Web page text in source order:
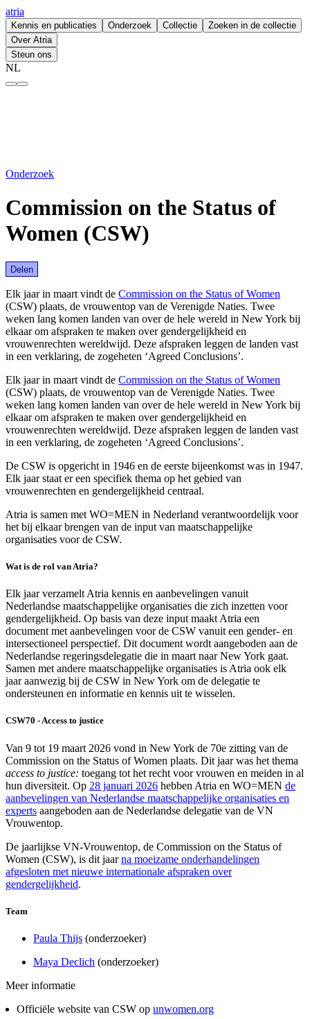
atria
Kennis en publicaties Onderzoek Collectie
Zoeken in de collectie
Over Atria
Steun ons
NL
Onderzoek
Commission on the Status of
Women (CSW)
Delen
Elk jaar in maart vindt de Commission on the Status of Women
(CSW) plaats, de vrouwentop van de Verenigde Naties. Twee
weken lang komen landen van over de hele wereld in New York bij
elkaar om afspraken te maken over gendergelijkheid en
vrouwenrechten wereldwijd. Deze afspraken leggen de landen vast
in een verklaring, de zogeheten ‘Agreed Conclusions’.
Elk jaar in maart vindt de Commission on the Status of Women
(CSW) plaats, de vrouwentop van de Verenigde Naties. Twee
weken lang komen landen van over de hele wereld in New York bij
elkaar om afspraken te maken over gendergelijkheid en
vrouwenrechten wereldwijd. Deze afspraken leggen de landen vast
in een verklaring, de zogeheten ‘Agreed Conclusions’.
De CSW is opgericht in 1946 en de eerste bijeenkomst was in 1947.
Elk jaar staat er een specifiek thema op het gebied van
vrouwenrechten en gendergelijkheid centraal.
Atria is samen met WO=MEN in Nederland verantwoordelijk voor
het bij elkaar brengen van de input van maatschappelijke
organisaties voor de CSW.
Wat is de rol van Atria?
Elk jaar verzamelt Atria kennis en aanbevelingen vanuit
Nederlandse maatschappelijke organisaties die zich inzetten voor
gendergelijkheid. Op basis van deze input maakt Atria een
document met aanbevelingen voor de CSW vanuit een gender- en
intersectioneel perspectief. Dit document wordt aangeboden aan de
Nederlandse regeringsdelegatie die in maart naar New York gaat.
Samen met andere maatschappelijke organisaties is Atria ook elk
jaar aanwezig bij de CSW in New York om de delegatie te
ondersteunen en informatie en kennis uit te wisselen.
CSW70 - Access to justice
Van 9 tot 19 maart 2026 vond in New York de 70e zitting van de
Commission on the Status of Women plaats. Dit jaar was het thema
access to justice: toegang tot het recht voor vrouwen en meiden in al
hun diversiteit. Op 28 januari 2026 hebben Atria en WO=MEN de
aanbevelingen van Nederlandse maatschappelijke organisaties en
experts aangeboden aan de Nederlandse delegatie van de VN
Vrouwentop.
De jaarlijkse VN-Vrouwentop, de Commission on the Status of
Women (CSW), is dit jaarna moeizame onderhandelingen
afgesloten met nieuwe internationale afspraken over
gendergelijkheid.
Team
Paula Thijs (onderzoeker)
Maya Declich (onderzoeker)
Meer informatie
Officiële website van CSW op unwomen.org